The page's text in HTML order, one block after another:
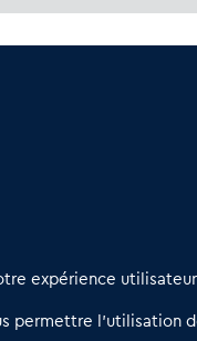
Réseau 3C : un
expérience
permettre l’utilisation